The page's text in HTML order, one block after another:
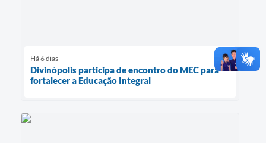
Há 6 dias
Divinópolis participa de encontro do MEC para
fortalecer a Educação Integral